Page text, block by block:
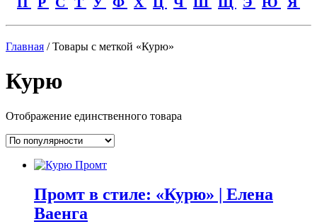
Главная / Товары с меткой «Курю»
Курю
Отображение единственного товара
Промт в стиле: «Курю» | Елена
Ваенга